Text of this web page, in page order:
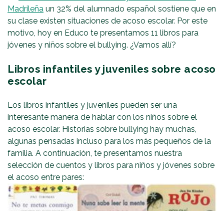
Madrileña un 32% del alumnado español sostiene que en
su clase existen situaciones de acoso escolar. Por este
motivo, hoy en Educo te presentamos 11 libros para
jóvenes y niños sobre el bullying. ¿Vamos allí?
Libros infantiles y juveniles sobre acoso
escolar
Los libros infantiles y juveniles pueden ser una
interesante manera de hablar con los niños sobre el
acoso escolar. Historias sobre bullying hay muchas,
algunas pensadas incluso para los más pequeños de la
familia. A continuación, te presentamos nuestra
selección de cuentos y libros para niños y jóvenes sobre
el acoso entre pares: